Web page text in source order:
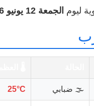
ليوم الجمعة 12 يونيو 2026
🌫️ ضبابي 25°C